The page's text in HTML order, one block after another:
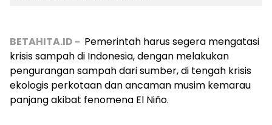
BETAHITA.ID - Pemerintah harus segera mengatasi
krisis sampah di Indonesia, dengan melakukan
pengurangan sampah dari sumber, di tengah krisis
ekologis perkotaan dan ancaman musim kemarau
panjang akibat fenomena El Niño.